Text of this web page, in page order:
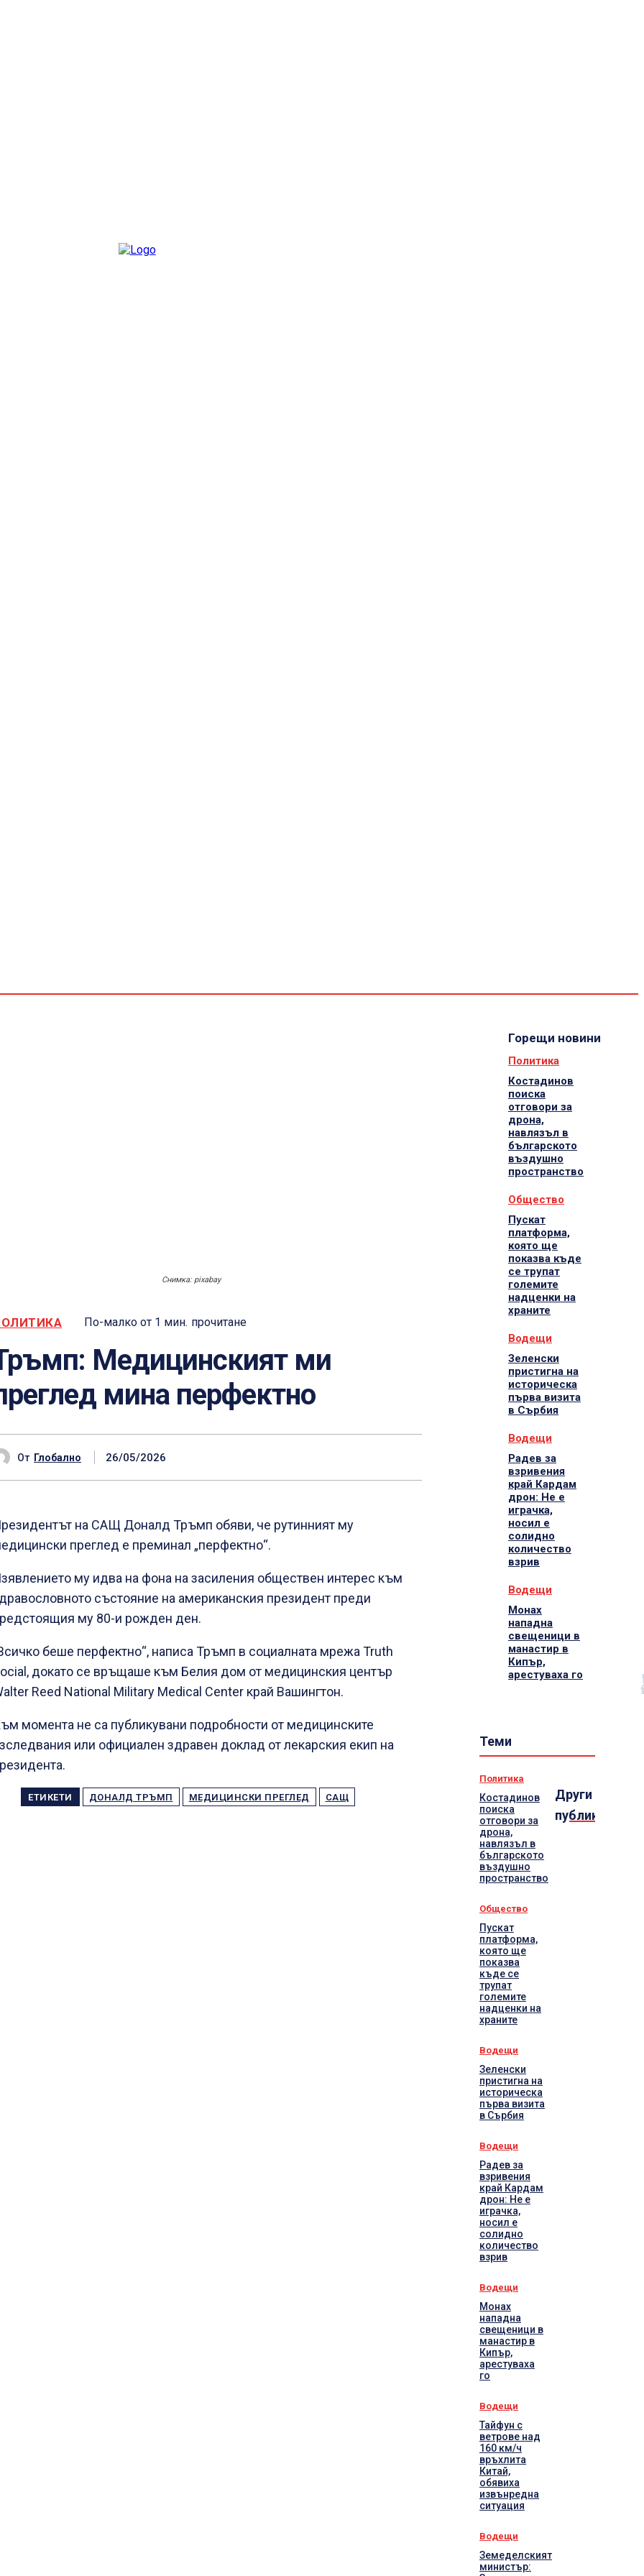
Снимка: pixabay
По-малко от 1 мин. прочитане
Медицинският ми
мина перфектно
От Глобално 26/05/2026
на САЩ Доналд Тръмп обяви, че рутинният му
преглед е преминал „перфектно“.
му идва на фона на засиления обществен интерес към
състояние на американския президент преди
му 80-и рожден ден.
беше перфектно“, написа Тръмп в социалната мрежа Truth
докато се връщаше към Белия дом от медицинския център
Reed National Military Medical Center край Вашингтон.
момента не са публикувани подробности от медицинските
или официален здравен доклад от лекарския екип на
ЕТИКЕТИ ДОНАЛД ТРЪМП МЕДИЦИНСКИ ПРЕГЛЕД САЩ
Горещи новини
Политика
Костадинов
поиска
отговори за
дрона,
навлязъл в
българското
въздушно
пространство
Общество
Пускат
платформа,
която ще
показва къде
се трупат
големите
надценки на
храните
Водещи
Зеленски
пристигна на
историческа
първа визита
в Сърбия
Водещи
Радев за
взривения
край Кардам
дрон: Не е
играчка,
носил е
солидно
количество
взрив
Водещи
Монах
нападна
свещеници в
манастир в
Кипър,
арестуваха го
Теми
Политика
Костадинов
поиска
отговори за
дрона,
навлязъл в
българското
въздушно
пространство
Общество
Пускат
платформа,
която ще
показва
къде се
трупат
големите
надценки на
храните
Водещи
Зеленски
пристигна на
историческа
първа визита
в Сърбия
Водещи
Радев за
взривения
край Кардам
дрон: Не е
играчка,
носил е
солидно
количество
взрив
Водещи
Монах
нападна
свещеници в
манастир в
Кипър,
арестуваха
го
Водещи
Тайфун с
ветрове над
160 км/ч
връхлита
Китай,
обявиха
извънредна
ситуация
Водещи
Земеделският
министър:
Други
публикации